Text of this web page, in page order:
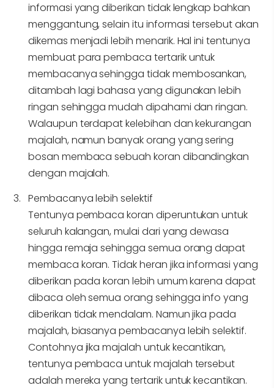
informasi yang diberikan tidak lengkap bahkan
menggantung, selain itu informasi tersebut akan
dikemas menjadi lebih menarik. Hal ini tentunya
membuat para pembaca tertarik untuk
membacanya sehingga tidak membosankan,
ditambah lagi bahasa yang digunakan lebih
ringan sehingga mudah dipahami dan ringan.
Walaupun terdapat kelebihan dan kekurangan
majalah, namun banyak orang yang sering
bosan membaca sebuah koran dibandingkan
dengan majalah.
Pembacanya lebih selektif
Tentunya pembaca koran diperuntukan untuk
seluruh kalangan, mulai dari yang dewasa
hingga remaja sehingga semua orang dapat
membaca koran. Tidak heran jika informasi yang
diberikan pada koran lebih umum karena dapat
dibaca oleh semua orang sehingga info yang
diberikan tidak mendalam. Namun jika pada
majalah, biasanya pembacanya lebih selektif.
Contohnya jika majalah untuk kecantikan,
tentunya pembaca untuk majalah tersebut
adalah mereka yang tertarik untuk kecantikan.